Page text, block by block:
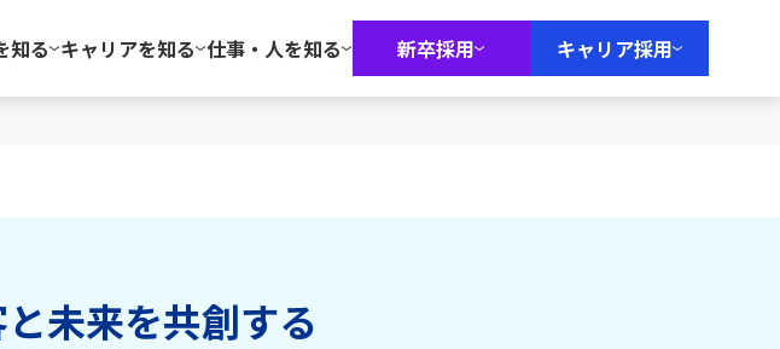
知る キャリアを知る 仕事・人を知る 新卒採用 キャリア採用
未来を共創する